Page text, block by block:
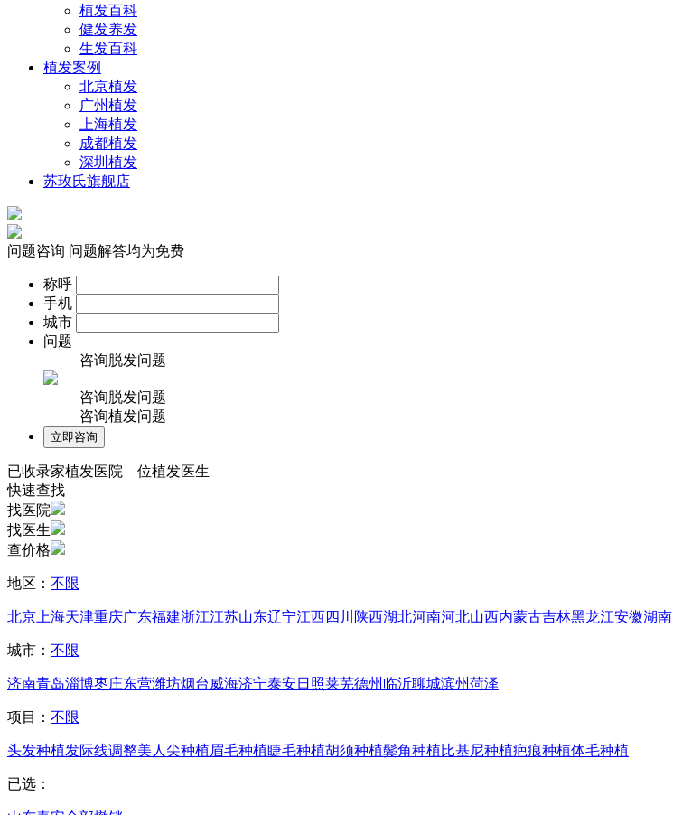
植发百科
健发养发
生发百科
植发案例
北京植发
广州植发
上海植发
成都植发
深圳植发
苏玫氏旗舰店
问题咨询 问题解答均为免费
称呼
手机
城市
问题
咨询脱发问题
咨询脱发问题
咨询植发问题
已收录家植发医院 位植发医生
快速查找
找医院
找医生
查价格
地区： 不限
北京 上海天津重庆广东福建浙江江苏山东辽宁江西四川 陕西湖北河南河北山西内蒙古吉林黑龙江安徽湖南
城市： 不限
济南青岛淄博枣庄东营潍坊烟台 威海济宁泰安日照莱芜德州 临沂聊城滨州菏泽
项目： 不限
头发种植发际线调整美人尖种植眉毛种植睫毛种植胡须种植鬓角种植比基尼种植疤痕种植体毛种植
已选：